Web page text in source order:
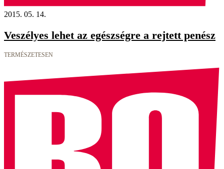
2015. 05. 14.
Veszélyes lehet az egészségre a rejtett penész
TERMÉSZETESEN